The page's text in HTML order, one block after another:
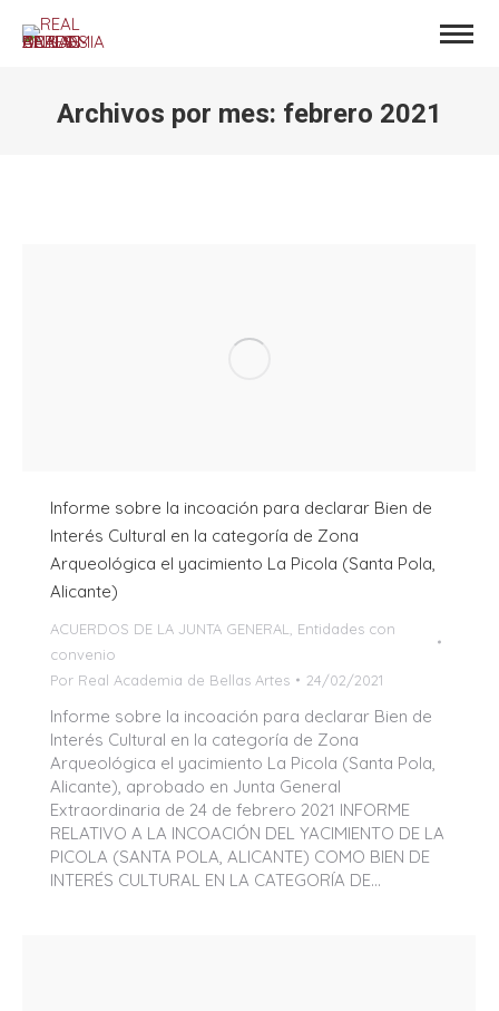
Archivos por mes: febrero 2021
Informe sobre la incoación para declarar Bien de
Interés Cultural en la categoría de Zona
Arqueológica el yacimiento La Picola (Santa Pola,
Alicante)
ACUERDOS DE LA JUNTA GENERAL
Entidades con
convenio
Por Real Academia de Bellas Artes 24/02/2021
Informe sobre la incoación para declarar Bien de
Interés Cultural en la categoría de Zona
Arqueológica el yacimiento La Picola (Santa Pola,
Alicante), aprobado en Junta General
Extraordinaria de 24 de febrero 2021 INFORME
RELATIVO A LA INCOACIÓN DEL YACIMIENTO DE LA
PICOLA (SANTA POLA, ALICANTE) COMO BIEN DE
INTERÉS CULTURAL EN LA CATEGORÍA DE…